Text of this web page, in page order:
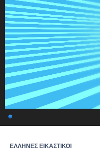
ΕΛΛΗΝΕΣ ΕΙΚΑΣΤΙΚΟΙ